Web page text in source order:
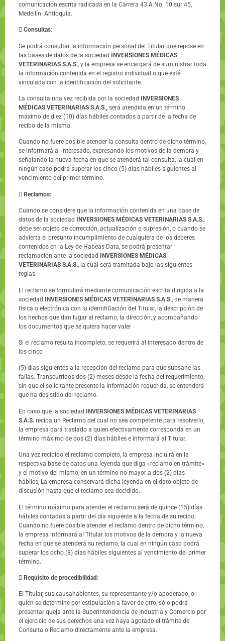
comunicación escrita radicada en la Carrera 43 A No. 10 sur 45,
Medellín- Antioquia.
 Consultas:
Se podrá consultar la información personal del Titular que repose en
las bases de dalos de la sociedad INVERSIONES MÉDICAS
VETERINARIAS S.A.S. , y la empresa se encargará de suministrar toda
la información contenida en el registro individual o que esté
vinculada con la identificación del solicitante.
La consulta una vez recibida por la sociedad
INVERSIONES
MÉDICAS VETERINARIAS S.A.S., será atendida en un término
máximo de diez (10) días hábiles contados a partir de la fecha de
recibo de la misma.
Cuando no fuere posible atender la consulta dentro de dicho término,
se informará al interesado, expresando los motivos de la demora y
señalando la nueva fecha en que se atenderá tal consulta, la cual en
ningún caso podrá superar los cinco (5) días hábiles siguientes al
vencimiento del primer término.
 Reclamos:
Cuando se considere que la información contenida en una base de
datos de la sociedad
INVERSIONES MÉDICAS VETERINARIAS S.A.S.,
debe ser objeto de corrección, actualización o supresión, o cuando se
advierta el presunto incumplimiento de cualquiera de los deberes
contenidos en la Ley de Habeas Data, se podrá presentar
reclamación ante la sociedad
INVERSIONES MÉDICAS
VETERINARIAS S.A.S., la cual será tramitada bajo las siguientes
reglas:
El reclamo se formulará mediante comunicación escrita dirigida a la
sociedad INVERSIONES MÉDICAS VETERINARIAS S.A.S. , de manera
física o electrónica con la identifiGación del Titular, la descripción de
los hechos que dan lugar al reclamo, la dirección, y acompañando
los documentos que se quiera hacer valer
Si el reclamo resulta incompleto, se requerirá al interesado dentro de
los cinco
(5) días siguientes a la recepción del reclamo para que subsane las
fallas. Transcurridos dos (2) meses desde la fecha del requerimiento,
sin que el solicitante presente la información requerida, se entenderá
que ha desistido del reclamo.
En caso que la sociedad INVERSIONES MÉDICAS VETERINARIAS
S.A.S. reciba un Reclamo del cual no sea competente para resolverlo,
la empresa dará traslado a quien efectivamente corresponda en un
término máximo de dos (2) días hábiles e informará al Titular.
Una vez recibido el reclamo completo, la empresa incluirá en la
respectiva base de datos una leyenda que diga «reclamo en trámite»
y el motivo del mismo, en un término no mayor a dos (2) días
hábiles, La empresa conservará dicha leyenda en el dato objeto de
discusión hasta que el reclamo sea decidido.
El término máximo para atender el reclamo será de quince (15) días
hábiles contados a partir del día siguiente a la fecha de su recibo.
Cuando no fuere posible atender el reclamo dentro de dicho término,
la empresa informará al Titular los motivos de la demora y la nueva
fecha en que se atenderá su reclamo, la cual en ningún caso podrá
superar los ocho (8) días hábiles siguientes al vencimiento del primer
término.
 Requisito de procedibilidad:
El Titular, sus causahabientes, su representante y/o apoderado, o
quien se determine por estipulación a favor de otro, sólo podrá
presentar queja ante la Superintendencia de Industria y Comercio por
el ejercicio de sus derechos una vez haya agotado el trámite de
Consulta o Reclamo directamente ante la empresa.